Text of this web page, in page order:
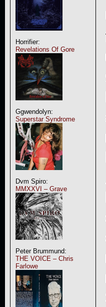
Horrifier:
Revelations Of Gore
Ggwendolyn:
Superstar Syndrome
Dvm Spiro:
MMXXVI – Grave
Peter Brummund:
THE VOICE – Chris
Farlowe